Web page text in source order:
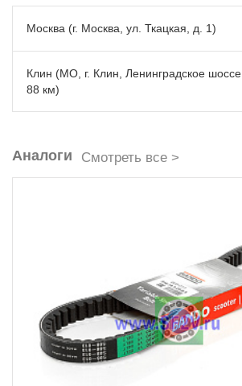
Москва (г. Москва, ул. Ткацкая, д. 1)
Клин (МО, г. Клин, Ленинградское шоссе
88 км)
Аналоги Смотреть все >